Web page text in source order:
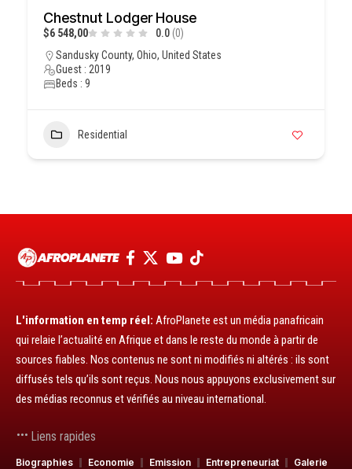
Chestnut Lodger House
$6 548,00 0.0 (0)
Sandusky County, Ohio, United States
Guest : 2019
Beds : 9
Residential
L'information en temp réel: AfroPlanete est un média panafricain
qui relaie l’actualité en Afrique et dans le reste du monde à partir de
sources fiables. Nos contenus ne sont ni modifiés ni altérés : ils sont
diffusés tels qu’ils sont reçus. Nous nous appuyons exclusivement sur
des médias reconnus et vérifiés au niveau international.
Liens rapides
Biographies Economie Emission Entrepreneuriat Galerie